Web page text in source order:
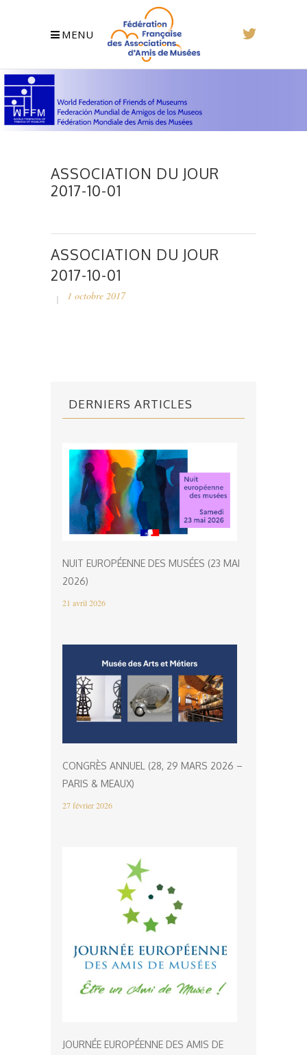
MENU
ASSOCIATION DU JOUR
2017-10-01
ASSOCIATION DU JOUR
2017-10-01
1 octobre 2017
DERNIERS ARTICLES
NUIT EUROPÉENNE DES MUSÉES (23 MAI
2026)
21 avril 2026
CONGRÈS ANNUEL (28, 29 MARS 2026 –
PARIS & MEAUX)
27 février 2026
JOURNÉE EUROPÉENNE DES AMIS DE